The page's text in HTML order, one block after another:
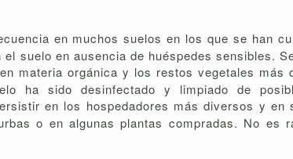
en muchos suelos en los que se han
suelo en ausencia de huéspedes sensibles.
materia orgánica y los restos vegetales más
ha sido desinfectado y limpiado de
en los hospedadores más diversos y en
o en algunas plantas compradas. No es